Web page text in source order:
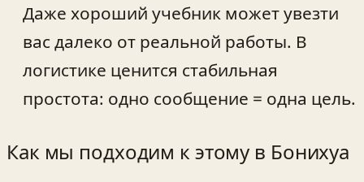
Даже хороший учебник может увезти
вас далеко от реальной работы. В
логистике ценится стабильная
простота: одно сообщение = одна цель.
Как мы подходим к этому в Бонихуа